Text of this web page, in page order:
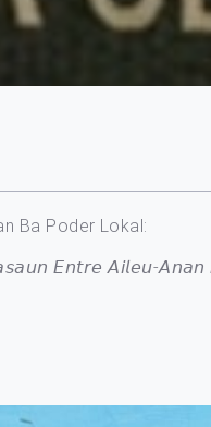
Ba Poder Lokal:
𝘌𝘯𝘵𝘳𝘦 𝘈𝘪𝘭𝘦𝘶-𝘈𝘯𝘢𝘯